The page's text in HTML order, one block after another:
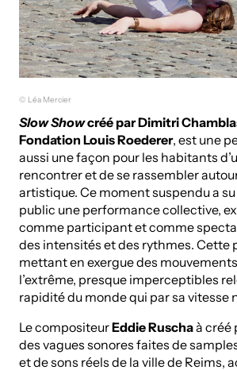
© Léa Mercier
Slow Showcréé par Dimitri
Fondation Louis Roederer, est une
aussi une façon pour les habitants
rencontrer et de se rassembler
artistique. Ce moment suspendu a
public une performance collective,
comme participant et comme
des intensités et des rythmes. Cette
mettant en exergue des
l’extrême, presque imperceptibles
rapidité du monde qui par sa vitesse
Le compositeurEddie Ruschaà créé
des vagues sonores faites de
et de sons réels de la ville de Reims,